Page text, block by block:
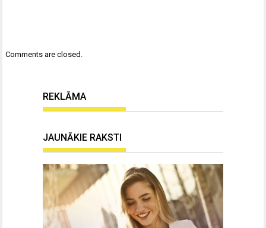
Comments are closed.
REKLĀMA
JAUNĀKIE RAKSTI